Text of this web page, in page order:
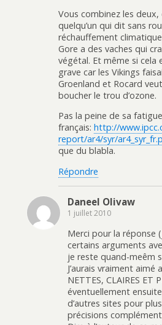
Vous combinez les
quelqu’un qui dit sans
réchauffement climatique
Gore a des vaches qui
végétal. Et même si cela
grave car les Vikings
Groenland et Rocard
boucher le trou d’ozone.
Pas la peine de sa
français: http://
report/ar4/syr/
que du blabla.
Répondre
Daneel Olivaw
1 juillet 2010
Merci pour la réponse
certains arguments
je reste quand-meêm
J’aurais vraiment aimé
NETTES, CLAIRES ET
éventuellement
d’autres sites pour
précisions